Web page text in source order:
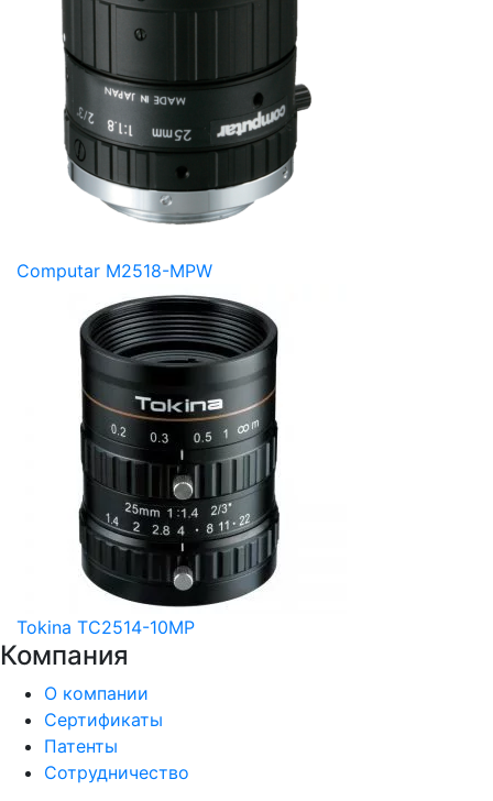
Computar M2518-MPW
Tokina TC2514-10MP
Компания
О компании
Сертификаты
Патенты
Сотрудничество